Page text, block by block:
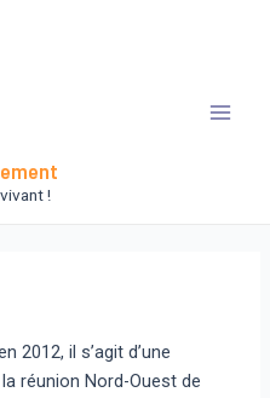
!
2012, il s’agit d’une
réunion Nord-Ouest de